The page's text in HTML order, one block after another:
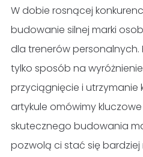
W dobie rosnącej
budowanie silnej marki
dla trenerów
tylko sposób na
przyciągnięcie i utrzymanie
artykule omówimy
skutecznego budowania
pozwolą ci stać się